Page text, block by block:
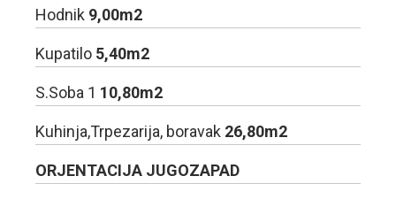
Hodnik 9,00m2
Kupatilo 5,40m2
S.Soba 1 10,80m2
Kuhinja,Trpezarija, boravak 26,80m2
ORJENTACIJA JUGOZAPAD